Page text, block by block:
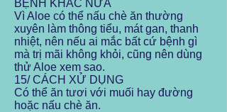
BỆNH KHÁC NỮA
Vì Aloe có thể nấu chè ăn thường
xuyên làm thông tiểu, mát gan, thanh
nhiệt, nên nếu ai mắc bất cứ bệnh gì
mà trị mãi không khỏi, cũng nên dùng
thử Aloe xem sao.
15/ CÁCH XỬ DỤNG
Có thể ăn tươi với muối hay đường
hoặc nấu chè ăn.